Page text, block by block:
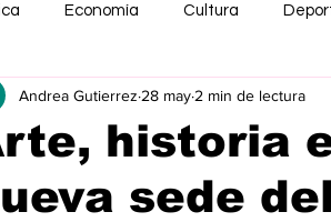
Economía Cultura
historia
sede
Andrea Gutierrez 28 may 2 min de lectura